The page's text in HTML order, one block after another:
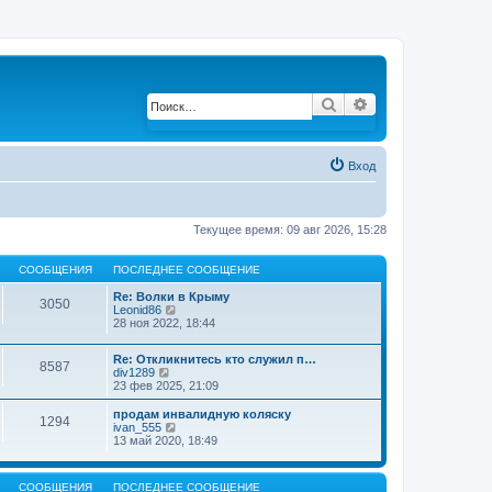
Поиск
Вход
Текущее время: 09 авг 2026, 15:28
СООБЩЕНИЯ ПОСЛЕДНЕЕ СООБЩЕНИЕ
3050
Re: Волки в Крыму
Leonid86
е
е
й
и
к
п
с
е
д
28 ноя 2022, 18:44
8587
Re: Откликнитесь кто служил п…
div1289
е
р
е
й
т
к
п
23 фев 2025, 21:09
1294
продам инвалидную коляску
ivan_555
е
е
13 май 2020, 18:49
СООБЩЕНИЯ ПОСЛЕДНЕЕ СООБЩЕНИЕ